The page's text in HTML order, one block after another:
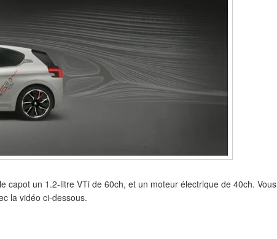
capot un 1.2-litre VTi de 60ch, et un moteur électrique de 40ch. Vous
la vidéo ci-dessous.